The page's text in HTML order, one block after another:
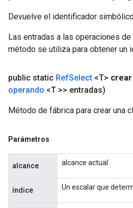
Devuelve el identificador
Las entradas a las operaciones
método se utiliza para obtener un
public static RefSelect <T> crear
operando <T >> entradas)
Método de fábrica para crear una
Parámetros
alcance alcance actual
índice Un escalar que